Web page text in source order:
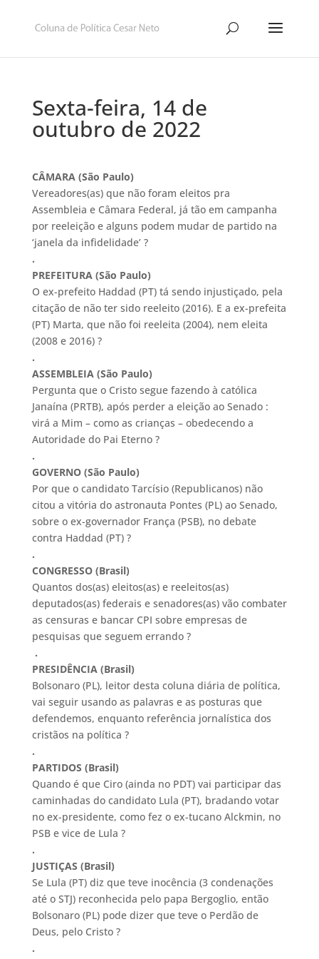
Sexta-feira, 14 de
outubro de 2022
CÂMARA (São Paulo)
Vereadores(as) que não foram eleitos pra
Assembleia e Câmara Federal, já tão em campanha
por reeleição e alguns podem mudar de partido na
‘janela da infidelidade’ ?
.
PREFEITURA (São Paulo)
O ex-prefeito Haddad (PT) tá sendo injustiçado, pela
citação de não ter sido reeleito (2016). E a ex-prefeita
(PT) Marta, que não foi reeleita (2004), nem eleita
(2008 e 2016) ?
.
ASSEMBLEIA (São Paulo)
Pergunta que o Cristo segue fazendo à católica
Janaína (PRTB), após perder a eleição ao Senado :
virá a Mim – como as crianças – obedecendo a
Autoridade do Pai Eterno ?
.
GOVERNO (São Paulo)
Por que o candidato Tarcísio (Republicanos) não
citou a vitória do astronauta Pontes (PL) ao Senado,
sobre o ex-governador França (PSB), no debate
contra Haddad (PT) ?
.
CONGRESSO (Brasil)
Quantos dos(as) eleitos(as) e reeleitos(as)
deputados(as) federais e senadores(as) vão combater
as censuras e bancar CPI sobre empresas de
pesquisas que seguem errando ?
.
PRESIDÊNCIA (Brasil)
Bolsonaro (PL), leitor desta coluna diária de política,
vai seguir usando as palavras e as posturas que
defendemos, enquanto referência jornalística dos
cristãos na política ?
.
PARTIDOS (Brasil)
Quando é que Ciro (ainda no PDT) vai participar das
caminhadas do candidato Lula (PT), bradando votar
no ex-presidente, como fez o ex-tucano Alckmin, no
PSB e vice de Lula ?
.
JUSTIÇAS (Brasil)
Se Lula (PT) diz que teve inocência (3 condenações
até o STJ) reconhecida pelo papa Bergoglio, então
Bolsonaro (PL) pode dizer que teve o Perdão de
Deus, pelo Cristo ?
.